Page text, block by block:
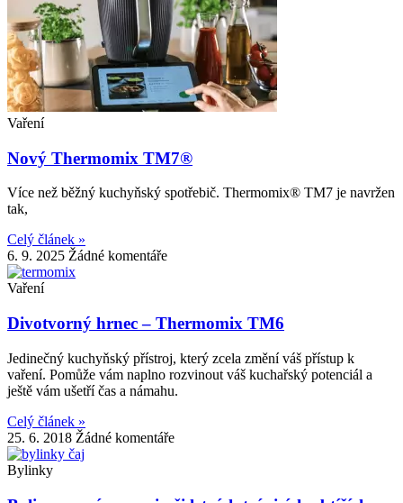
Vaření
Nový Thermomix TM7®
Více než běžný kuchyňský spotřebič. Thermomix® TM7 je navržen
tak,
Celý článek »
6. 9. 2025 Žádné komentáře
Vaření
Divotvorný hrnec – Thermomix TM6
Jedinečný kuchyňský přístroj, který zcela změní váš přístup k
vaření. Pomůže vám naplno rozvinout váš kuchařský potenciál a
ještě vám ušetří čas a námahu.
Celý článek »
25. 6. 2018 Žádné komentáře
Bylinky